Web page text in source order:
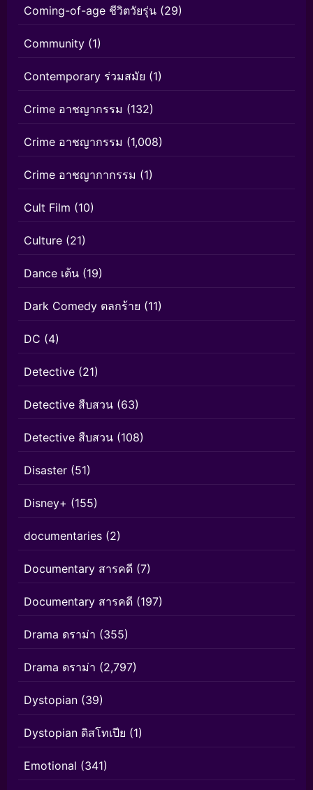
Coming-of-age ชีวิตวัยรุ่น (29)
Community (1)
Contemporary ร่วมสมัย (1)
Crime อาชญากรรม (132)
Crime อาชญากรรม (1,008)
Crime อาชญากากรรม (1)
Cult Film (10)
Culture (21)
Dance เต้น (19)
Dark Comedy ตลกร้าย (11)
DC (4)
Detective (21)
Detective สืบสวน (63)
Detective สืบสวน (108)
Disaster (51)
Disney+ (155)
documentaries (2)
Documentary สารคดี (7)
Documentary สารคดี (197)
Drama ดราม่า (355)
Drama ดราม่า (2,797)
Dystopian (39)
Dystopian ดิสโทเปีย (1)
Emotional (341)